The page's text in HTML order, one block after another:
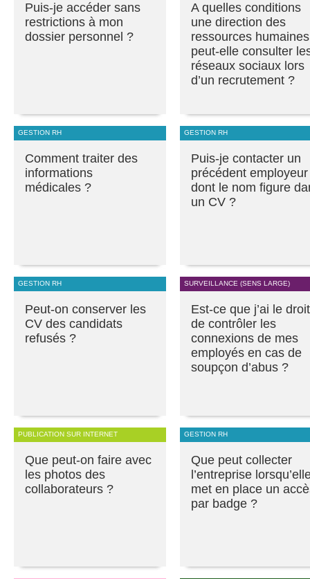
Puis-je accéder sans
restrictions à mon
dossier personnel ?
A quelles conditions
une direction des
ressources humaines
peut-elle consulter
réseaux sociaux lors
d’un recrutement ?
GESTION RH
Comment traiter des
informations
médicales ?
GESTION RH
Puis-je contacter un
précédent employeur
dont le nom figure
un CV ?
GESTION RH
Peut-on conserver les
CV des candidats
refusés ?
SURVEILLANCE (SENS LARGE)
Est-ce que j’ai le droit
de contrôler les
connexions de mes
employés en cas de
soupçon d’abus ?
PUBLICATION SUR INTERNET
Que peut-on faire avec
les photos des
collaborateurs ?
GESTION RH
Que peut collecter
l’entreprise
met en place un
par badge ?